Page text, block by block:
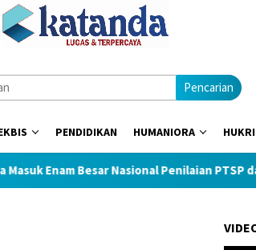
Pencarian
PENDIDIKAN HUMANIORA
Enam Besar Nasional Penilaian PTSP dan